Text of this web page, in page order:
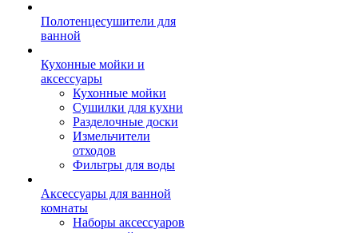
Полотенцесушители для
ванной
Кухонные мойки и
аксессуары
Кухонные мойки
Сушилки для кухни
Разделочные доски
Измельчители
отходов
Фильтры для воды
Аксессуары для ванной
комнаты
Наборы аксессуаров